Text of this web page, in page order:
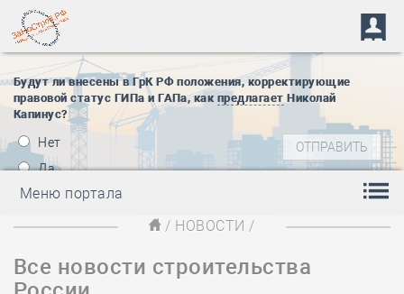
Будут ли внесены в ГрК РФ положения, корректирующие
правовой статус ГИПа и ГАПа, как предлагает Николай
Капинус?
Нет
Да
Меню портала
/ НОВОСТИ /
Все новости строительства